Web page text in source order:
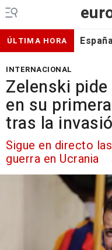
ÚLTIMA HORA
INTERNACIONAL
Zelenski
en su
tras la
Sigue en directo
guerra en Ucrania